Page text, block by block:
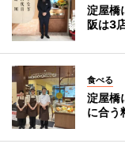
淀屋橋
阪は3
食べる
淀屋橋
に合う